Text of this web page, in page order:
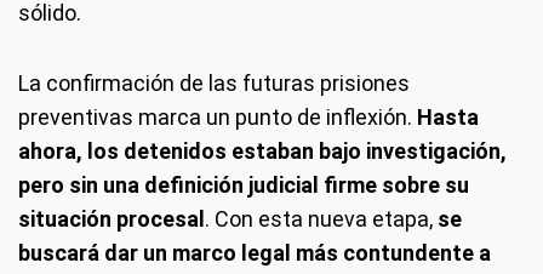
sólido.
La confirmación de las futuras prisiones
preventivas marca un punto de inflexión. Hasta
ahora, los detenidos estaban bajo investigación,
pero sin una definición judicial firme sobre su
situación procesal . Con esta nueva etapa, se
buscará dar un marco legal más contundente a